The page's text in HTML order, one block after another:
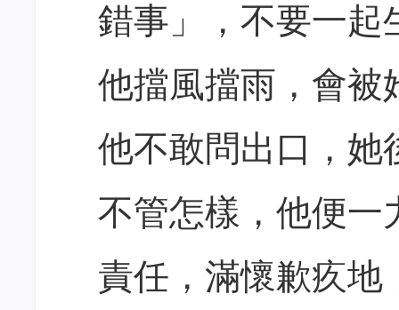
錯事」，不要一起
他擋風擋雨，會被
他不敢問出口，她
不管怎樣，他便一
責任，滿懷歉疚地